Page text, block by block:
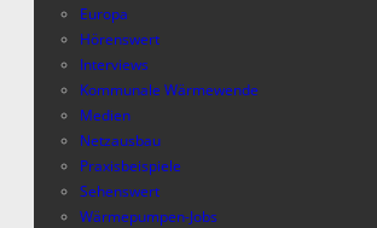
Europa
Hörenswert
Interviews
Kommunale Wärmewende
Medien
Netzausbau
Praxisbeispiele
Sehenswert
Wärmepumpen-Jobs